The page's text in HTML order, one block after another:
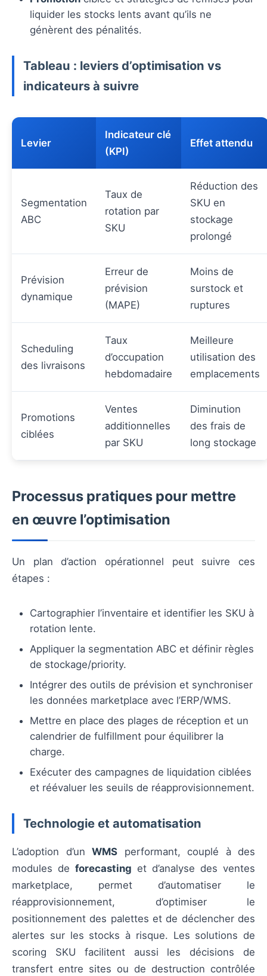
liquider les stocks lents avant qu’ils ne
génèrent des pénalités.
Tableau : leviers d’optimisation vs
indicateurs à suivre
Levier
Indicateur clé
(KPI)
Effet attendu
Segmentation
ABC
Taux de
rotation par
SKU
Réduction des
SKU en
stockage
prolongé
Prévision
dynamique
Erreur de
prévision
(MAPE)
Moins de
surstock et
ruptures
Scheduling
des livraisons
Taux
d’occupation
hebdomadaire
Meilleure
utilisation des
emplacements
Promotions
ciblées
Ventes
additionnelles
par SKU
Diminution
des frais de
long stockage
Processus pratiques pour mettre
en œuvre l’optimisation
Un plan d’action opérationnel peut suivre ces
étapes :
Cartographier l’inventaire et identifier les SKU à
rotation lente.
Appliquer la segmentation ABC et définir règles
de stockage/priority.
Intégrer des outils de prévision et synchroniser
les données marketplace avec l’ERP/WMS.
Mettre en place des plages de réception et un
calendrier de fulfillment pour équilibrer la
charge.
Exécuter des campagnes de liquidation ciblées
et réévaluer les seuils de réapprovisionnement.
Technologie et automatisation
L’adoption d’un WMS performant, couplé à des
modules de forecasting et d’analyse des ventes
marketplace, permet d’automatiser le
réapprovisionnement, d’optimiser le
positionnement des palettes et de déclencher des
alertes sur les stocks à risque. Les solutions de
scoring SKU facilitent aussi les décisions de
transfert entre sites ou de destruction contrôlée